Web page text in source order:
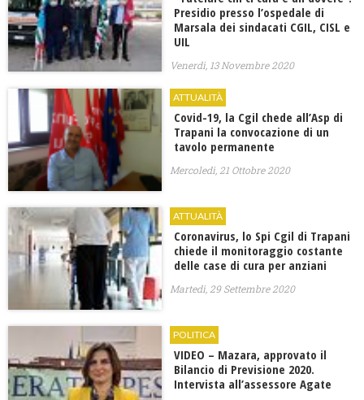
Presidio presso l’ospedale di
Marsala dei sindacati CGIL, CISL e
UIL
Venerdì, 13 Novembre 2020
ATTUALITÀ
Covid-19, la Cgil chede all’Asp di
Trapani la convocazione di un
tavolo permanente
Mercoledì, 21 Ottobre 2020
ATTUALITÀ
Coronavirus, lo Spi Cgil di Trapani
chiede il monitoraggio costante
delle case di cura per anziani
Martedì, 29 Settembre 2020
POLITICA
VIDEO – Mazara, approvato il
Bilancio di Previsione 2020.
Intervista all’assessore Agate